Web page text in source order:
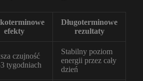
efekty
Długoterminowe
rezultaty
czujność
tygodniach
Stabilny poziom
energii przez cały
dzień